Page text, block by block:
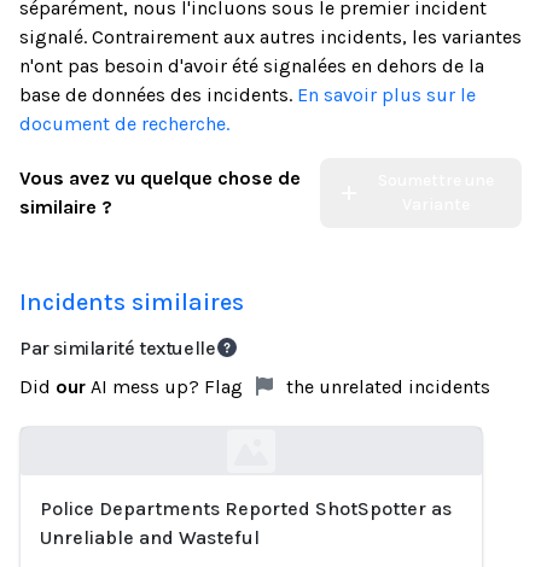
séparément, nous l'incluons sous le premier incident
signalé. Contrairement aux autres incidents, les variantes
n'ont pas besoin d'avoir été signalées en dehors de la
base de données des incidents. En savoir plus sur le
document de recherche.
Vous avez vu quelque chose de
similaire ?
Incidents similaires
Par similarité textuelle
Did our AI mess up? Flag the unrelated incidents
Loading...
Police Departments Reported ShotSpotter as
Unreliable and Wasteful